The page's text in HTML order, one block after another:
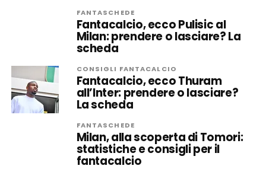
FANTASCHEDE
Fantacalcio, ecco Pulisic al
Milan: prendere o lasciare? La
scheda
CONSIGLI FANTACALCIO
Fantacalcio, ecco Thuram
all’Inter: prendere o lasciare?
La scheda
FANTASCHEDE
Milan, alla scoperta di Tomori:
statistiche e consigli per il
fantacalcio